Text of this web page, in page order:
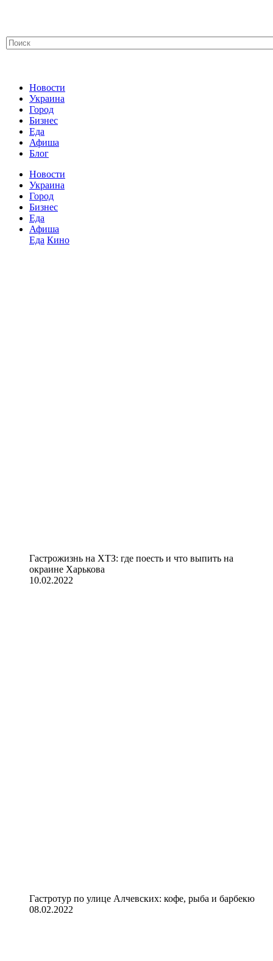
Новости
Украина
Город
Бизнес
Еда
Афиша
Блог
Новости
Украина
Город
Бизнес
Еда
Афиша
Еда Кино
Гастрожизнь на ХТЗ: где поесть и что выпить на
окраине Харькова
10.02.2022
Гастротур по улице Алчевских: кофе, рыба и барбекю
08.02.2022